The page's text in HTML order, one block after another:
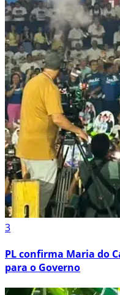
3
PL confirma Maria do
para o Governo